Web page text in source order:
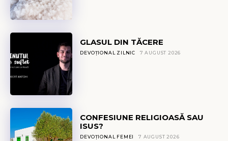
GLASUL DIN TĂCERE
DEVOȚIONAL ZILNIC 7 AUGUST 2026
CONFESIUNE RELIGIOASĂ SAU
ISUS?
DEVOȚIONAL FEMEI 7 AUGUST 2026